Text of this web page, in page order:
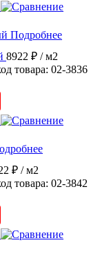
Подробнее
8922 ₽ / м2
товара: 02-3836
₽ / м2
товара: 02-3842